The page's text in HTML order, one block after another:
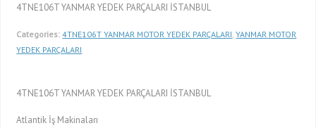
4TNE106T YANMAR YEDEK PARÇALARI İSTANBUL
Categories: 4TNE106T YANMAR MOTOR YEDEK PARÇALARI ,YANMAR MOTOR
YEDEK PARÇALARI
4TNE106T YANMAR YEDEK PARÇALARI İSTANBUL
Atlantik İş Makinaları